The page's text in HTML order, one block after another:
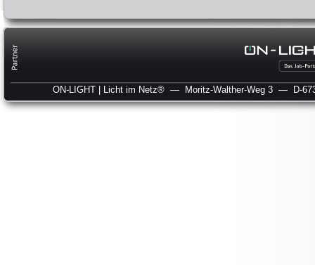
ON-LIGHT | Licht im Netz® — Moritz-Walther-Weg 3 — D-